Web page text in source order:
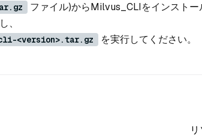
ファイル)からMilvus_CLIをインストー
、
<version>.tar.gz を実行してください。